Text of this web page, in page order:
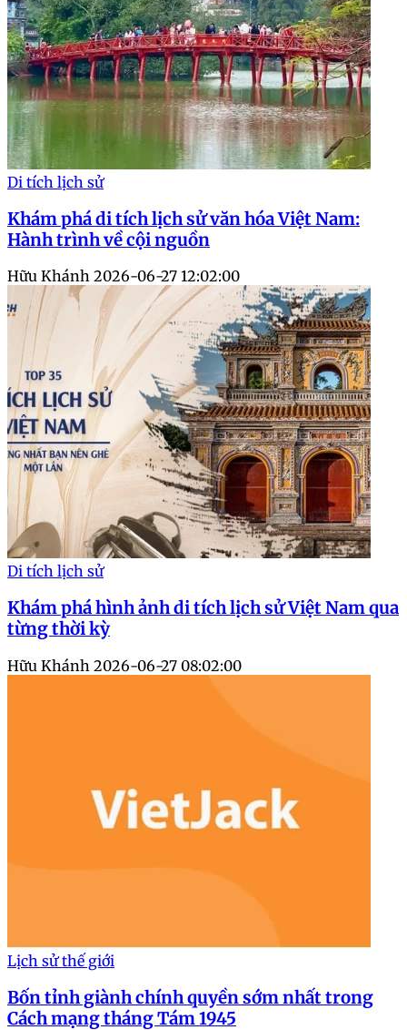
Di tích lịch sử
Khám phá di tích lịch sử văn hóa Việt Nam:
Hành trình về cội nguồn
Hữu Khánh 2026-06-27 12:02:00
Di tích lịch sử
Khám phá hình ảnh di tích lịch sử Việt Nam qua
từng thời kỳ
Hữu Khánh 2026-06-27 08:02:00
Lịch sử thế giới
Bốn tỉnh giành chính quyền sớm nhất trong
Cách mạng tháng Tám 1945